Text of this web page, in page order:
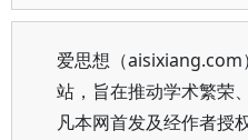
爱思想（aisixiang.com
站，旨在推动学术繁荣
凡本网首发及经作者授